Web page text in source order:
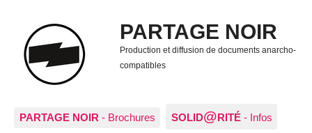
PARTAGE NOIR
Production et diffusion de documents anarcho-
compatibles
PARTAGE NOIR - Brochures SOLID@RITÉ - Infos